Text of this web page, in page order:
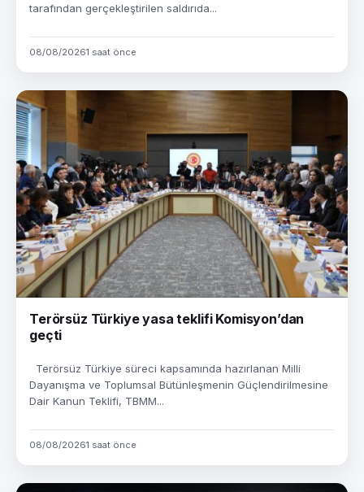
tarafından gerçekleştirilen saldırıda...
08/08/20261 saat önce
Terörsüz Türkiye yasa teklifi Komisyon’dan
geçti
Terörsüz Türkiye süreci kapsamında hazırlanan Milli
Dayanışma ve Toplumsal Bütünleşmenin Güçlendirilmesine
Dair Kanun Teklifi, TBMM...
08/08/20261 saat önce